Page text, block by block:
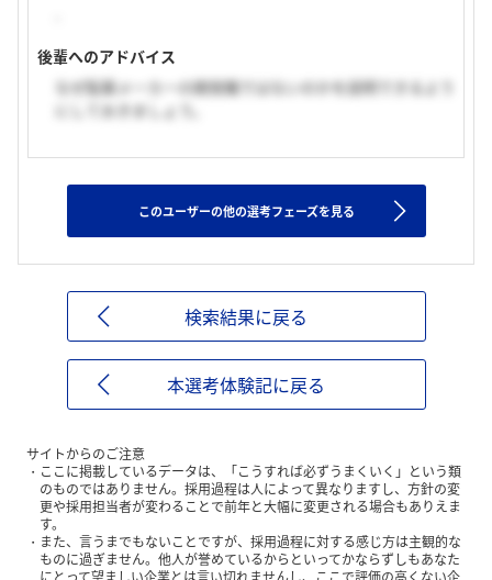
後輩へのアドバイス
なぜ製薬メーカーの開発職ではないのかを説明できるよう
にしておきましょう。
このユーザーの他の選考フェーズを見る
検索結果に戻る
本選考体験記に戻る
サイトからのご注意
ここに掲載しているデータは、「こうすれば必ずうまくいく」という類
のものではありません。採用過程は人によって異なりますし、方針の変
更や採用担当者が変わることで前年と大幅に変更される場合もありえま
す。
また、言うまでもないことですが、採用過程に対する感じ方は主観的な
ものに過ぎません。他人が誉めているからといってかならずしもあなた